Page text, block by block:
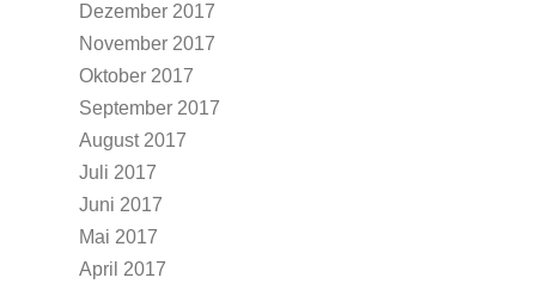
Dezember 2017
November 2017
Oktober 2017
September 2017
August 2017
Juli 2017
Juni 2017
Mai 2017
April 2017